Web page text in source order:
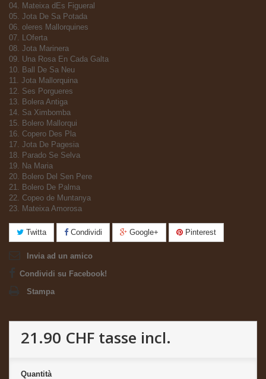
04. Mateixa dEs Figueral
05. Jota De Sa Potada
06. oleres Mallorquines
07. LOferta
08. Jota Marinera
09. Una Rosa En Cada Galta
10. Ball De Sa Neu
11. Jota Mallorquina
12. Ses Porgueres
13. Bolera Antiga
14. Sa Ximbomba
15. Bolero Mallorqui
16. Copero Des Pla
17. Jota De Pagesia
18. Parado Se Selva
19. Na Maria
20. Bolero Del Sen Pere
21. Bolero De Palma
22. Copeo de Muntanya
23. Mateixa Amorosa
Twitta Condividi Google+ Pinterest
Invia ad un amico
Condividi su Facebook!
Stampa
21.90 CHF tasse incl.
Quantità